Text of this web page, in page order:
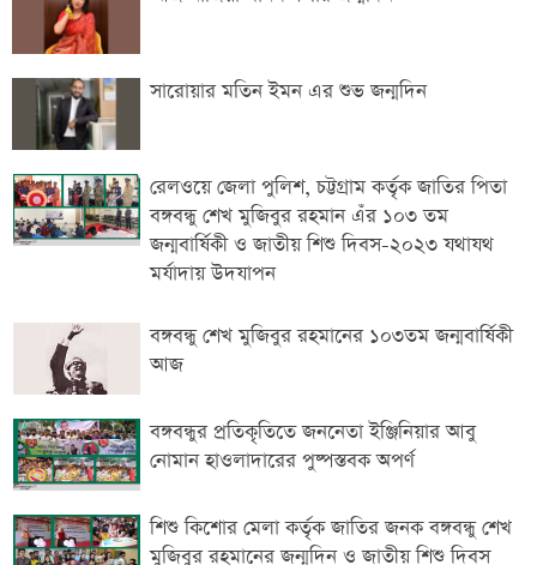
সারোয়ার মতিন ইমন এর শুভ জন্মদিন
রেলওয়ে জেলা পুলিশ, চট্টগ্রাম কর্তৃক জাতির পিতা
বঙ্গবন্ধু শেখ মুজিবুর রহমান এঁর ১০৩ তম
জন্মবার্ষিকী ও জাতীয় শিশু দিবস-২০২৩ যথাযথ
মর্যাদায় উদযাপন
বঙ্গবন্ধু শেখ মুজিবুর রহমানের ১০৩তম জন্মবার্ষিকী
আজ
বঙ্গবন্ধুর প্রতিকৃতিতে জননেতা ইঞ্জিনিয়ার আবু
নোমান হাওলাদারের পুষ্পস্তবক অপর্ণ
শিশু কিশোর মেলা কর্তৃক জাতির জনক বঙ্গবন্ধু শেখ
মুজিবুর রহমানের জন্মদিন ও জাতীয় শিশু দিবস